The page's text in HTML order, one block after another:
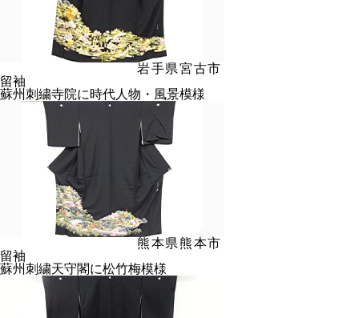
岩手県宮古市
留袖
蘇州刺繍寺院に時代人物・風景模様
熊本県熊本市
留袖
蘇州刺繍天守閣に松竹梅模様